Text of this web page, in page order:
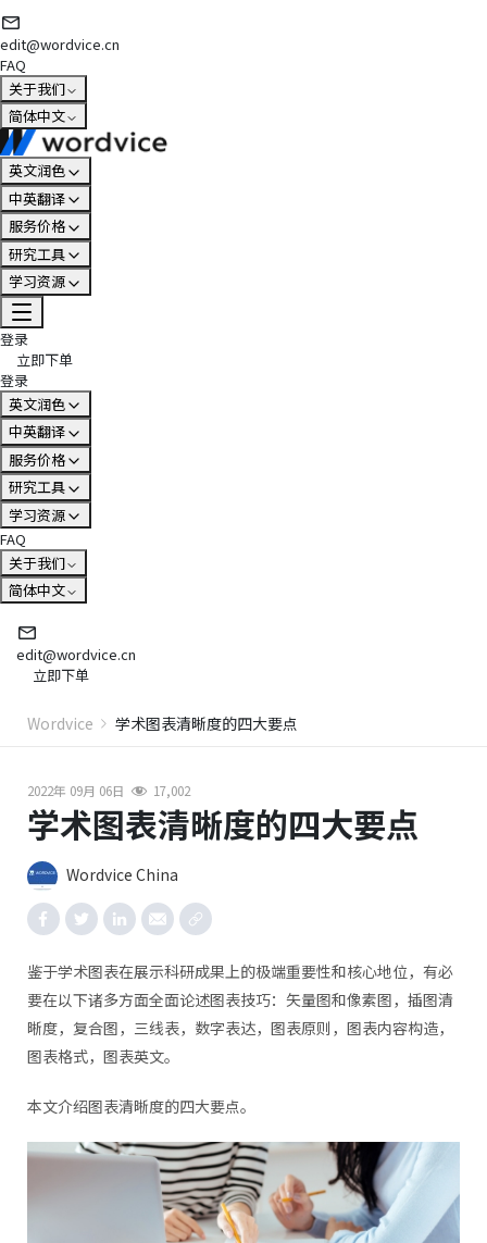
edit@wordvice.cn
FAQ
关于我们
简体中文
英文润色
中英翻译
服务价格
研究工具
学习资源
登录
立即下单
登录
英文润色
中英翻译
服务价格
研究工具
学习资源
FAQ
关于我们
简体中文
edit@wordvice.cn
立即下单
Wordvice 学术图表清晰度的四大要点
2022年 09月 06日 17,002
学术图表清晰度的四大要点
Wordvice China
鉴于学术图表在展示科研成果上的极端重要性和核心地位，有必
要在以下诸多方面全面论述图表技巧：矢量图和像素图，插图清
晰度，复合图，三线表，数字表达，图表原则，图表内容构造，
图表格式，图表英文。
本文介绍图表清晰度的四大要点。